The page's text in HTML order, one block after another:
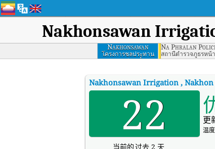
Nakhonsawan
Nakhonsawan
Irrigation , Nakhon
Sawan
โครงการชลประทาน
นครสวรรค์
Na Phralan
สถานีตำรวจภูธรหน้
Nakhonsawan Irrigation , Nakhon
22 更
温
当前的过去 2 天